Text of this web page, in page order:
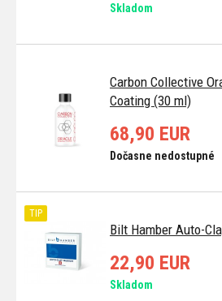
Skladom
Carbon Collective
Coating (30 ml)
68,90 EUR
Dočasne nedostupné
Bilt Hamber Auto-
TIP
22,90 EUR
Skladom